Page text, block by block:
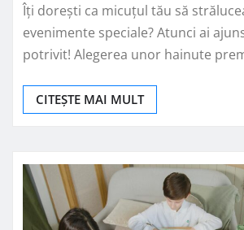
Îți dorești ca micuțul tău să
evenimente speciale? Atunci ai
potrivit! Alegerea unor hainute
CITEȘTE MAI MULT